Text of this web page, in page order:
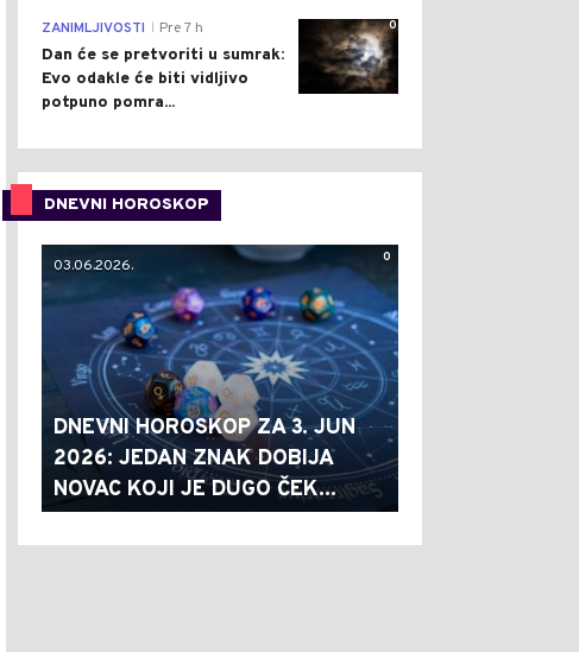
0
ZANIMLJIVOSTI Pre 7 h
Dan će se pretvoriti u sumrak:
Evo odakle će biti vidljivo
potpuno pomra...
DNEVNI HOROSKOP
0
03.06.2026.
DNEVNI HOROSKOP ZA 3. JUN
2026: JEDAN ZNAK DOBIJA
NOVAC KOJI JE DUGO ČEK...